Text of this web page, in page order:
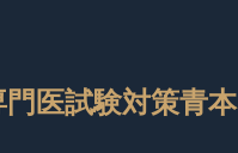
医試験対策青本